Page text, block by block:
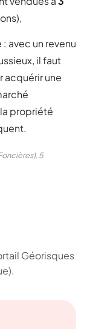
avec un revenu
il faut
acquérir une
propriété
5
Géorisques